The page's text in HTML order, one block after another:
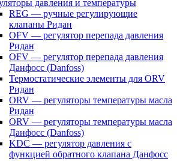
давления и температуры
REG — ручные регулирующие
клапаны Ридан
OFV — регулятор перепада давления
Ридан
OFV — регулятор перепада давления
Данфосс (Danfoss)
Термостатические элементы для ORV
Ридан
ORV — регуляторы температуры масла
Ридан
ORV — регуляторы температуры масла
Данфосс (Danfoss)
KDC — регулятор давления с
функцией обратного клапана Данфосс